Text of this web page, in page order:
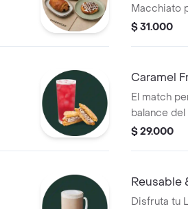
Macchiato
$ 31.000
Caramel
El match
balance
una botella
$ 29.000
Reusable
Disfruta tu